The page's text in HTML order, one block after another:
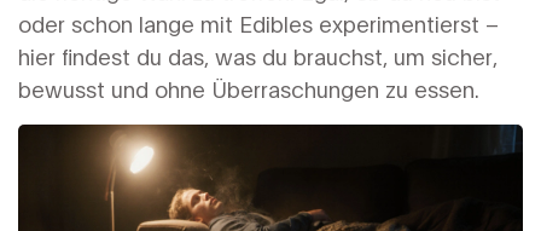
oder schon lange mit Edibles experimentierst –
hier findest du das, was du brauchst, um sicher,
bewusst und ohne Überraschungen zu essen.